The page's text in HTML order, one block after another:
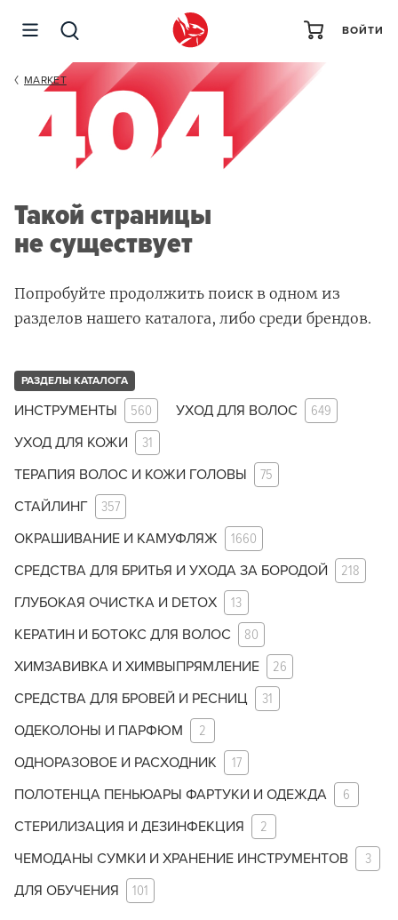
ВОЙТИ
MARKET
Такой страницы
не существует
Попробуйте продолжить поиск в одном из
разделов нашего каталога, либо среди брендов.
РАЗДЕЛЫ КАТАЛОГА
ИНСТРУМЕНТЫ 560 УХОД ДЛЯ ВОЛОС 649
УХОД ДЛЯ КОЖИ 31
ТЕРАПИЯ ВОЛОС И КОЖИ ГОЛОВЫ 75
СТАЙЛИНГ 357
ОКРАШИВАНИЕ И КАМУФЛЯЖ 1660
СРЕДСТВА ДЛЯ БРИТЬЯ И УХОДА ЗА БОРОДОЙ 218
ГЛУБОКАЯ ОЧИСТКА И DETOX 13
КЕРАТИН И БОТОКС ДЛЯ ВОЛОС 80
ХИМЗАВИВКА И ХИМВЫПРЯМЛЕНИЕ 26
СРЕДСТВА ДЛЯ БРОВЕЙ И РЕСНИЦ 31
ОДЕКОЛОНЫ И ПАРФЮМ 2
ОДНОРАЗОВОЕ И РАСХОДНИК 17
ПОЛОТЕНЦА ПЕНЬЮАРЫ ФАРТУКИ И ОДЕЖДА 6
СТЕРИЛИЗАЦИЯ И ДЕЗИНФЕКЦИЯ 2
ЧЕМОДАНЫ СУМКИ И ХРАНЕНИЕ ИНСТРУМЕНТОВ 3
ДЛЯ ОБУЧЕНИЯ 101